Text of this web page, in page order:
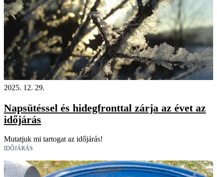
2025. 12. 29.
Napsütéssel és hidegfronttal zárja az évet az
időjárás
Mutatjuk mi tartogat az időjárás!
IDŐJÁRÁS